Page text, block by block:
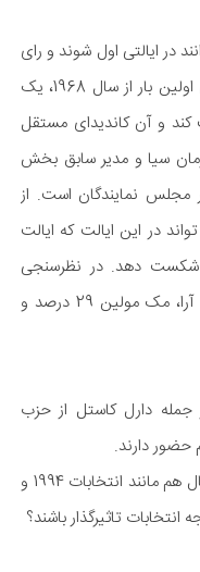
در ایالتی اول شوند و رای
الکترال کسب کنند، کم است، اما شاید برای اولین بار از سال 1968، یک
کند و آن کاندیدای مستقل
سابق سازمان سیا و مدیر سابق بخش
نمایندگان است. از
در این ایالت که ایالت
شکست دهد. در نظرسنجی
جدید راسموسن در یوتا، ترامپ 32 درصد آرا، مک مولین 29 درصد و
جمله دارل کاستل از حزب
دارند.
باید تا سه شنبه شب منتظر ماند و دید امسال هم مانند انتخابات 1994 و